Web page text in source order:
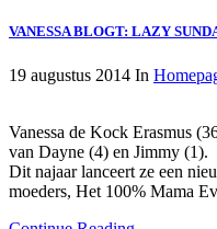
VANESSA BLOGT: LAZY
19 augustus 2014 In
Vanessa de Kock Erasmus
van Dayne (4) en Jimmy (1).
Dit najaar lanceert ze een
moeders, Het 100% Mama